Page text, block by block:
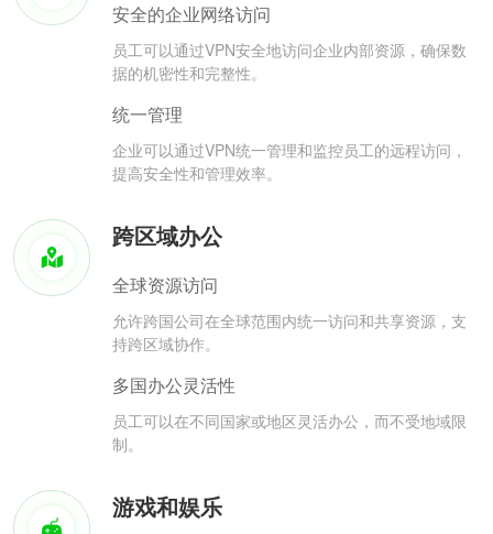
安全的企业网络访问
员工可以通过VPN安全地访问企业内部资源，确保数
据的机密性和完整性。
统一管理
企业可以通过VPN统一管理和监控员工的远程访问，
提高安全性和管理效率。
跨区域办公
全球资源访问
允许跨国公司在全球范围内统一访问和共享资源，支
持跨区域协作。
多国办公灵活性
员工可以在不同国家或地区灵活办公，而不受地域限
制。
游戏和娱乐